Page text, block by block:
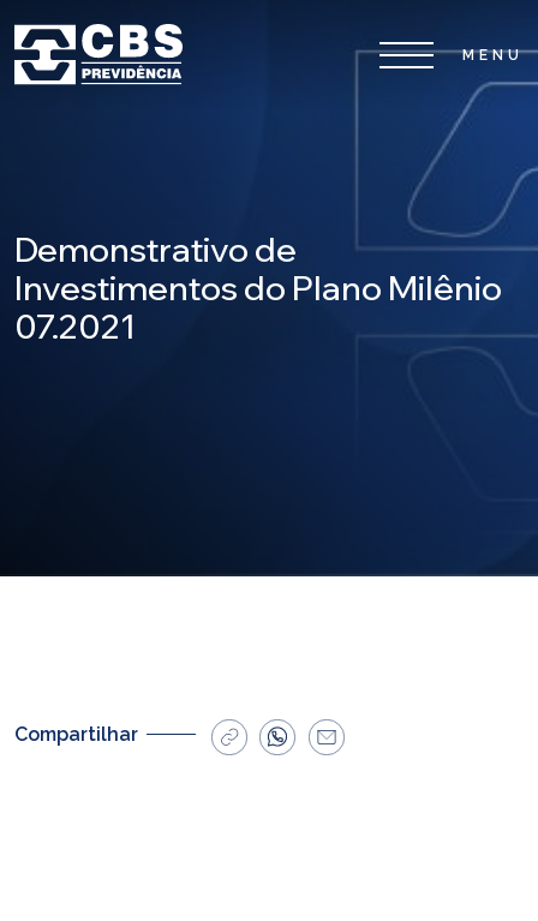
Planos
Investimentos
Demonstrativo de
Investimentos do Plano Milênio
07.2021
Compartilhar